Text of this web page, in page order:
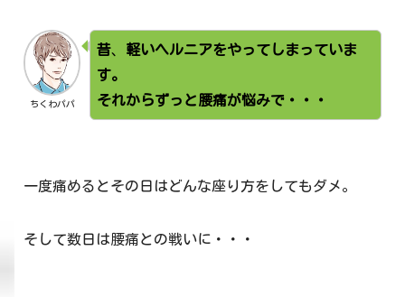
ちくわパパ
昔、 軽いヘルニアをやってしまっていま
す。
それからずっと腰痛が悩みで・・・
一度痛めるとその日はどんな座り方をしてもダメ。
そして数日は腰痛との戦いに・・・